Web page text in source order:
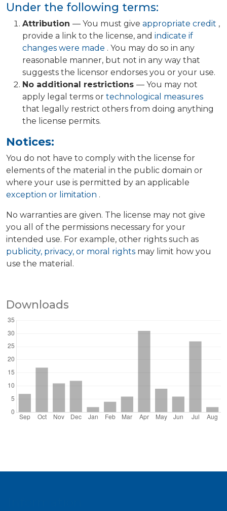
Under the following terms:
Attribution — You must give appropriate credit ,
provide a link to the license, and indicate if
changes were made . You may do so in any
reasonable manner, but not in any way that
suggests the licensor endorses you or your use.
No additional restrictions — You may not
apply legal terms or technological measures
that legally restrict others from doing anything
the license permits.
Notices:
You do not have to comply with the license for
elements of the material in the public domain or
where your use is permitted by an applicable
exception or limitation .
No warranties are given. The license may not give
you all of the permissions necessary for your
intended use. For example, other rights such as
publicity, privacy, or moral rights may limit how you
use the material.
Downloads